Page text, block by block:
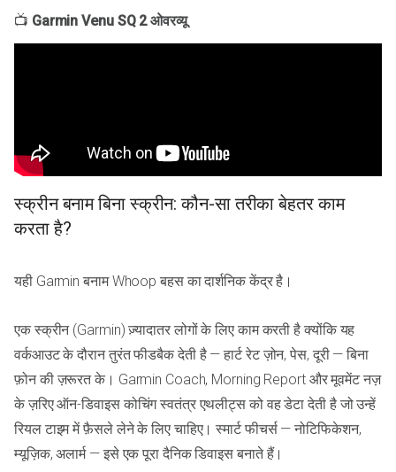
📺 Garmin Venu SQ 2 ओवरव्यू
स्क्रीन बनाम बिना स्क्रीन: कौन-सा तरीका बेहतर काम
करता है?
यही Garmin बनाम Whoop बहस का दार्शनिक केंद्र है।
एक स्क्रीन (Garmin) ज़्यादातर लोगों के लिए काम करती है क्योंकि यह
वर्कआउट के दौरान तुरंत फीडबैक देती है — हार्ट रेट ज़ोन, पेस, दूरी — बिना
फ़ोन की ज़रूरत के। Garmin Coach, Morning Report और मूवमेंट नज़
के ज़रिए ऑन-डिवाइस कोचिंग स्वतंत्र एथलीट्स को वह डेटा देती है जो उन्हें
रियल टाइम में फ़ैसले लेने के लिए चाहिए। स्मार्ट फीचर्स — नोटिफिकेशन,
म्यूज़िक, अलार्म — इसे एक पूरा दैनिक डिवाइस बनाते हैं।